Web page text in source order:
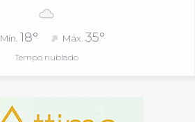
Mín. 18° Máx.35°
Tempo nublado